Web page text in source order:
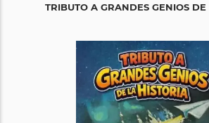
TRIBUTO A GRANDES GENIOS